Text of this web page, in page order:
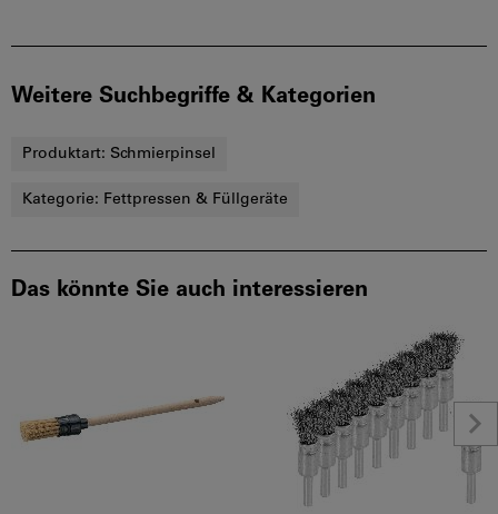
Weitere Suchbegriffe & Kategorien
Produktart: Schmierpinsel
Kategorie: Fettpressen & Füllgeräte
Das könnte Sie auch interessieren